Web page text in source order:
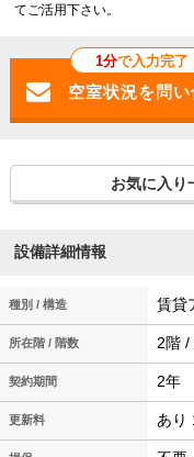
てご活用下さい。
1分で入力完了
お気に入り
設備詳細情報
種別 / 構造 賃貸
所在階 / 階数 2階 /
契約期間 2年
更新料 あり